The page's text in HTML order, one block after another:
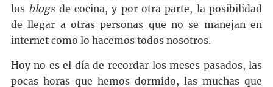
los blogsde cocina, y por otra parte, la posibilidad
de llegar a otras personas que no se manejan en
internet como lo hacemos todos nosotros.
Hoy no es el día de recordar los meses pasados, las
pocas horas que hemos dormido, las muchas que